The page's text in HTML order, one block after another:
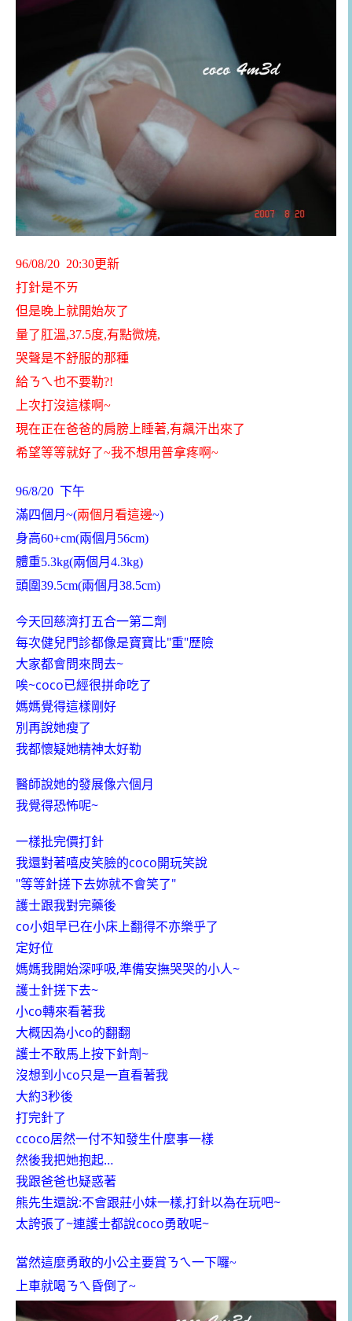
96/08/20 20:30更新
打針是不ㄞ
但是晚上就開始灰了
量了肛溫,37.5度,有點微燒,
哭聲是不舒服的那種
給ㄋㄟ也不要勒?!
上次打沒這樣啊~
現在正在爸爸的肩膀上睡著,有飆汗出來了
希望等等就好了~我不想用普拿疼啊~
96/8/20 下午
滿四個月~(兩個月看這邊~)
身高60+cm(兩個月56cm)
體重5.3kg(兩個月4.3kg)
頭圍39.5cm(兩個月38.5cm)
今天回慈濟打五合一第二劑
每次健兒門診都像是寶寶比"重"歷險
大家都會問來問去~
唉~coco已經很拼命吃了
媽媽覺得這樣剛好
別再說她瘦了
我都懷疑她精神太好勒
醫師說她的發展像六個月
我覺得恐怖呢~
一樣批完價打針
我還對著嘻皮笑臉的coco開玩笑說
"等等針搓下去妳就不會笑了"
護士跟我對完藥後
co小姐早已在小床上翻得不亦樂乎了
定好位
媽媽我開始深呼吸,準備安撫哭哭的小人~
護士針搓下去~
小co轉來看著我
大概因為小co的翻翻
護士不敢馬上按下針劑~
沒想到小co只是一直看著我
大約3秒後
打完針了
ccoco居然一付不知發生什麼事一樣
然後我把她抱起…
我跟爸爸也疑惑著
熊先生還說:不會跟莊小妹一樣,打針以為在玩吧~
太誇張了~連護士都說coco勇敢呢~
當然這麼勇敢的小公主要賞ㄋㄟ一下囉~
上車就喝ㄋㄟ昏倒了~